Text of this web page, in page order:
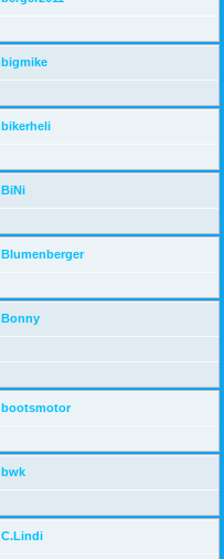
bigmike
bikerheli
BiNi
Blumenberger
Bonny
bootsmotor
bwk
C.Lindi